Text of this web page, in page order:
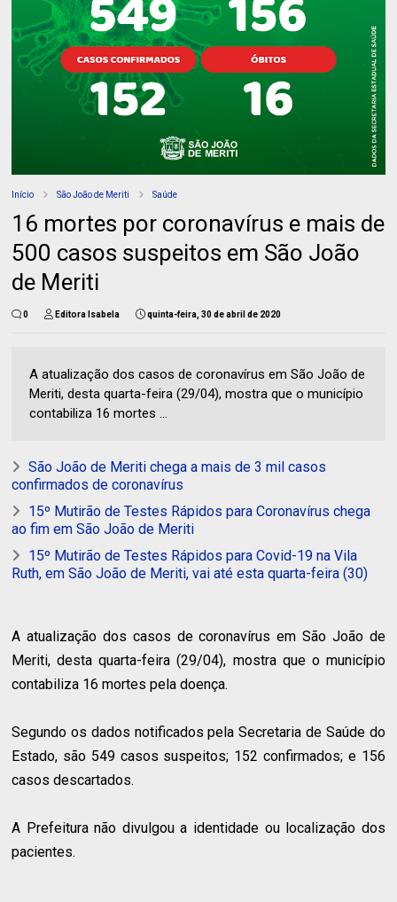
Início São João de Meriti Saúde
16 mortes por coronavírus e mais de
500 casos suspeitos em São João
de Meriti
0 Editora Isabela quinta-feira, 30 de abril de 2020
A atualização dos casos de coronavírus em São João de
Meriti, desta quarta-feira (29/04), mostra que o município
contabiliza 16 mortes ...
São João de Meriti chega a mais de 3 mil casos
confirmados de coronavírus
15º Mutirão de Testes Rápidos para Coronavírus chega
ao fim em São João de Meriti
15º Mutirão de Testes Rápidos para Covid-19 na Vila
Ruth, em São João de Meriti, vai até esta quarta-feira (30)
A atualização dos casos de coronavírus em São João de
Meriti, desta quarta-feira (29/04), mostra que o município
contabiliza 16 mortes pela doença.
Segundo os dados notificados pela Secretaria de Saúde do
Estado, são 549 casos suspeitos; 152 confirmados; e 156
casos descartados.
A Prefeitura não divulgou a identidade ou localização dos
pacientes.